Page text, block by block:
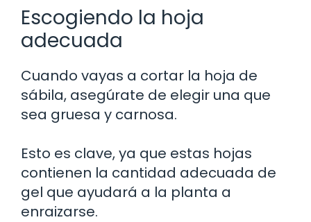
Escogiendo la hoja
adecuada
Cuando vayas a cortar la hoja de
sábila, asegúrate de elegir una que
sea gruesa y carnosa.
Esto es clave, ya que estas hojas
contienen la cantidad adecuada de
gel que ayudará a la planta a
enraizarse.